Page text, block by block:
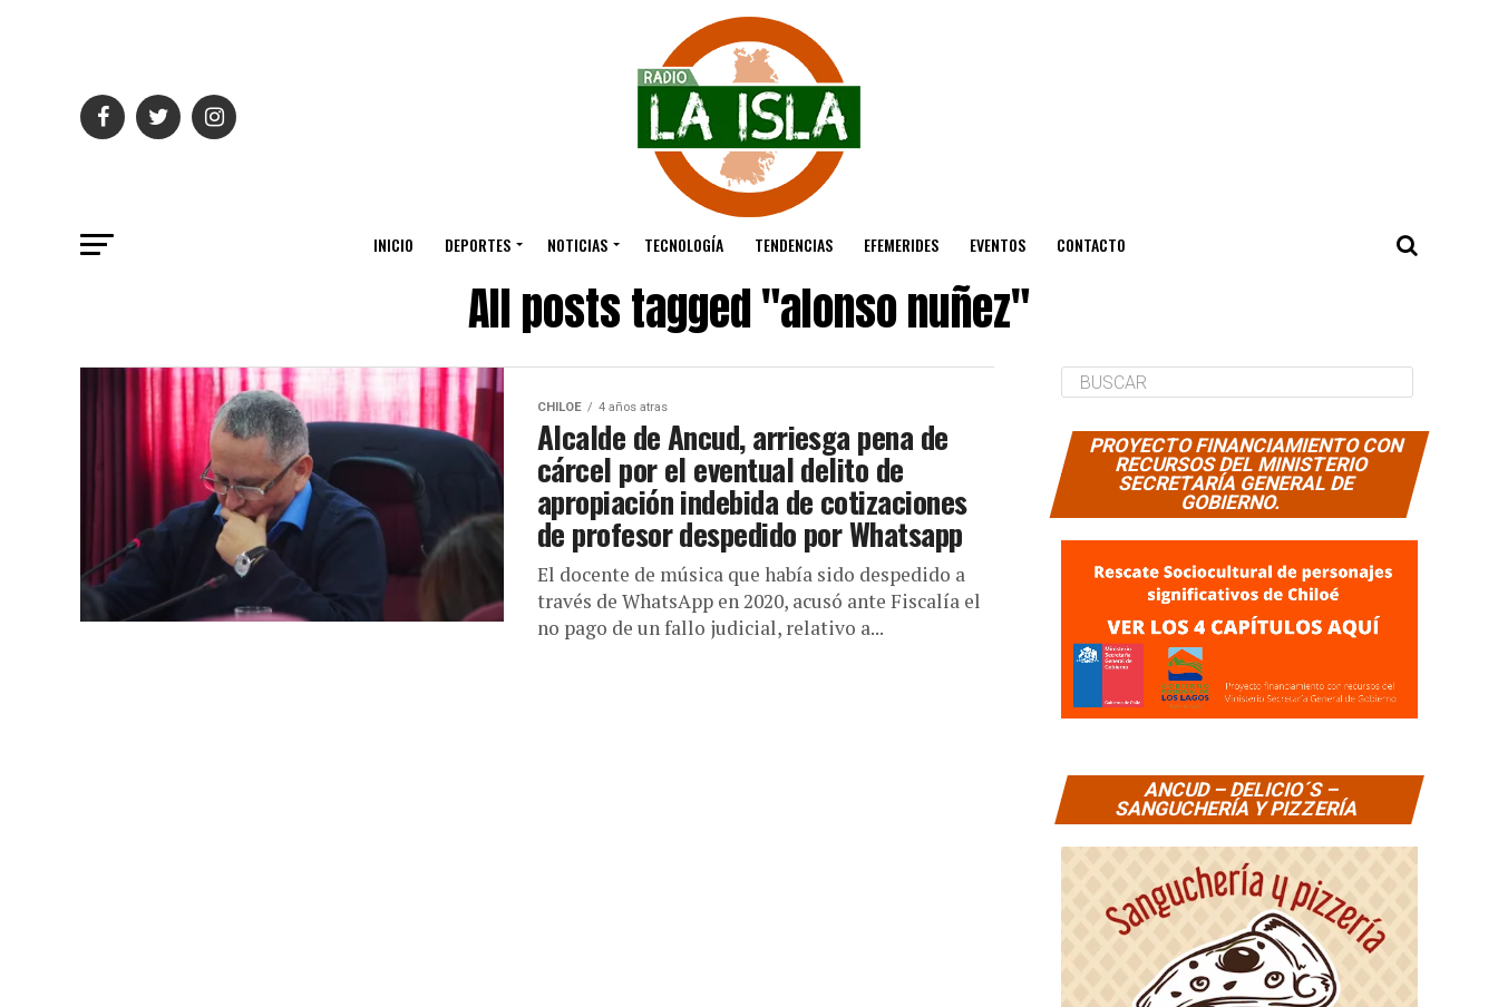
INICIO DEPORTES NOTICIAS TECNOLOGÍA TENDENCIAS EFEMERIDES EVENTOS CONTACTO
All posts tagged "alonso nuñez"
CHILOE 4 años atras
Alcalde de Ancud, arriesga pena de
cárcel por el eventual delito de
apropiación indebida de cotizaciones
de profesor despedido por Whatsapp
El docente de música que había sido despedido a
través de WhatsApp en 2020, acusó ante Fiscalía el
no pago de un fallo judicial, relativo a...
PROYECTO FINANCIAMIENTO CON
RECURSOS DEL MINISTERIO
SECRETARÍA GENERAL DE
GOBIERNO.
ANCUD – DELICIO´S –
SANGUCHERÍA Y PIZZERÍA